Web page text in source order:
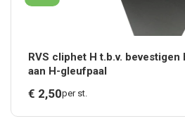
RVS cliphet H t.b.v.
aan H-gleufpaal
€ 2,50per st.